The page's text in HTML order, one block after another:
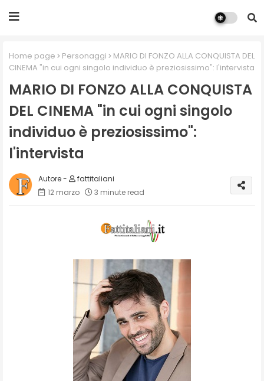
Home page Personaggi
MARIO DI FONZO ALLA CONQUISTA DEL
CINEMA "in cui ogni singolo individuo è preziosissimo": l'intervista
MARIO DI FONZO ALLA CONQUISTA
DEL CINEMA "in cui ogni singolo
individuo è preziosissimo":
l'intervista
fattitaliani
12 marzo
3 minute read